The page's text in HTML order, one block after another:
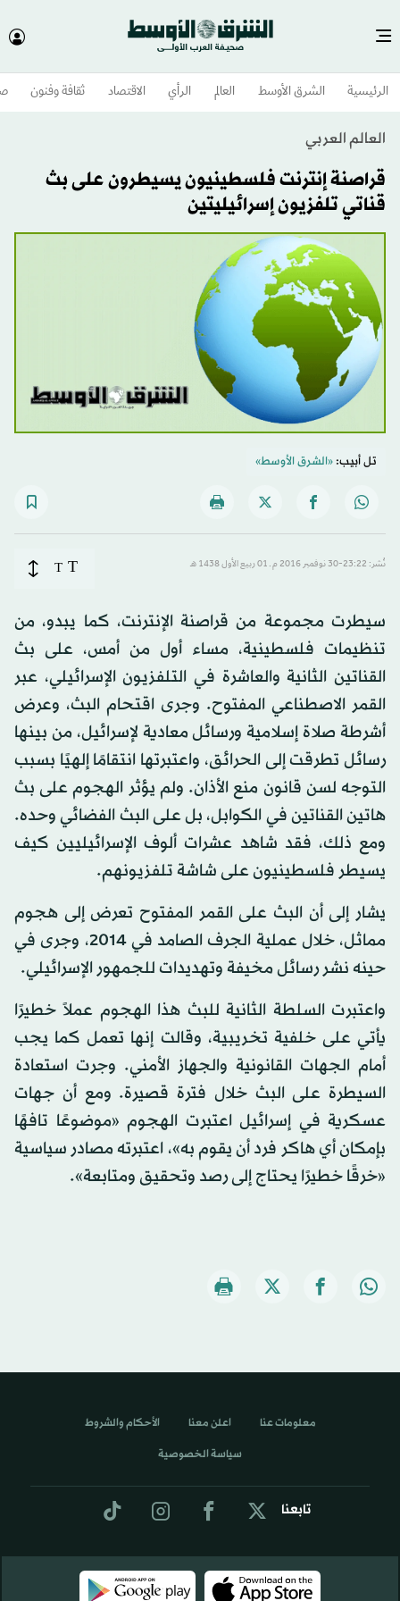
الرئيسية الشرق الأوسط​ العالم الرأي الاقتصاد ثقافة وفنون
العالم العربي
قراصنة إنترنت فلسطينيون يسيطرون على بث
قناتي تلفزيون إسرائيليتين
تل أبيب:«الشرق الأوسط»
نُشر: 23:22-30 نوفمبر 2016 م ـ 01 ربيع الأول 1438 هـ T
T
سيطرت مجموعة من قراصنة الإنترنت، كما يبدو، من
تنظيمات فلسطينية، مساء أول من أمس، على بث
القناتين الثانية والعاشرة في التلفزيون الإسرائيلي، عبر
القمر الاصطناعي المفتوح. وجرى اقتحام البث، وعرض
أشرطة صلاة إسلامية ورسائل معادية لإسرائيل، من بينها
رسائل تطرقت إلى الحرائق، واعتبرتها انتقامًا إلهيًا بسبب
التوجه لسن قانون منع الأذان. ولم يؤثر الهجوم على بث
هاتين القناتين في الكوابل، بل على البث الفضائي وحده.
ومع ذلك، فقد شاهد عشرات ألوف الإسرائيليين كيف
يسيطر فلسطينيون على شاشة تلفزيونهم.
يشار إلى أن البث على القمر المفتوح تعرض إلى هجوم
مماثل، خلال عملية الجرف الصامد في 2014، وجرى في
حينه نشر رسائل مخيفة وتهديدات للجمهور الإسرائيلي.
واعتبرت السلطة الثانية للبث هذا الهجوم عملاً خطيرًا
يأتي على خلفية تخريبية، وقالت إنها تعمل كما يجب
أمام الجهات القانونية والجهاز الأمني. وجرت استعادة
السيطرة على البث خلال فترة قصيرة. ومع أن جهات
عسكرية في إسرائيل اعتبرت الهجوم «موضوعًا تافهًا
بإمكان أي هاكر فرد أن يقوم به»، اعتبرته مصادر سياسية
«خرقًا خطيرًا يحتاج إلى رصد وتحقيق ومتابعة».
تابعنا
معلومات عنا اعلن معنا الأحكام والشروط
سياسة الخصوصية